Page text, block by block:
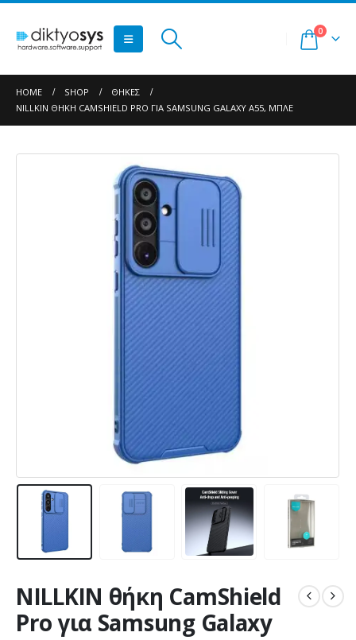
0
HOME SHOP
ΘΉΚΕΣ
NILLKIN ΘΉΚΗ CAMSHIELD PRO ΓΙΑ SAMSUNG GALAXY A55, ΜΠΛΕ
NILLKIN θήκη CamShield
Pro για Samsung Galaxy